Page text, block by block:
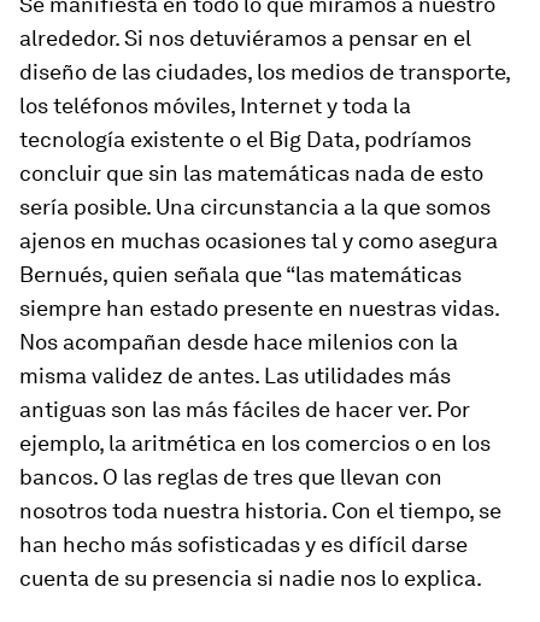
alrededor. Si nos detuviéramos a pensar en el
diseño de las ciudades, los medios de transporte,
los teléfonos móviles, Internet y toda la
tecnología existente o el Big Data, podríamos
concluir que sin las matemáticas nada de esto
sería posible. Una circunstancia a la que somos
ajenos en muchas ocasiones tal y como asegura
Bernués, quien señala que “las matemáticas
siempre han estado presente en nuestras vidas.
Nos acompañan desde hace milenios con la
misma validez de antes. Las utilidades más
antiguas son las más fáciles de hacer ver. Por
ejemplo, la aritmética en los comercios o en los
bancos. O las reglas de tres que llevan con
nosotros toda nuestra historia. Con el tiempo, se
han hecho más sofisticadas y es difícil darse
cuenta de su presencia si nadie nos lo explica.